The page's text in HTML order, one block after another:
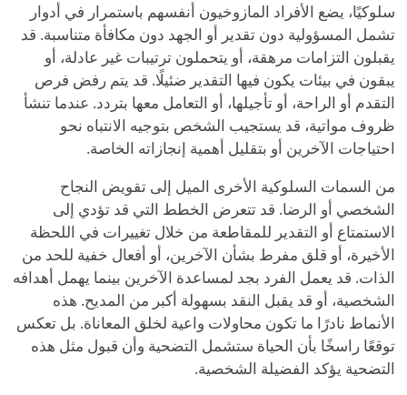
سلوكيًا، يضع الأفراد المازوخيون أنفسهم باستمرار في أدوار
تشمل المسؤولية دون تقدير أو الجهد دون مكافأة متناسبة. قد
يقبلون التزامات مرهقة، أو يتحملون ترتيبات غير عادلة، أو
يبقون في بيئات يكون فيها التقدير ضئيلًا. قد يتم رفض فرص
التقدم أو الراحة، أو تأجيلها، أو التعامل معها بتردد. عندما تنشأ
ظروف مواتية، قد يستجيب الشخص بتوجيه الانتباه نحو
احتياجات الآخرين أو بتقليل أهمية إنجازاته الخاصة.
من السمات السلوكية الأخرى الميل إلى تقويض النجاح
الشخصي أو الرضا. قد تتعرض الخطط التي قد تؤدي إلى
الاستمتاع أو التقدير للمقاطعة من خلال تغييرات في اللحظة
الأخيرة، أو قلق مفرط بشأن الآخرين، أو أفعال خفية للحد من
الذات. قد يعمل الفرد بجد لمساعدة الآخرين بينما يهمل أهدافه
الشخصية، أو قد يقبل النقد بسهولة أكبر من المديح. هذه
الأنماط نادرًا ما تكون محاولات واعية لخلق المعاناة. بل تعكس
توقعًا راسخًا بأن الحياة ستشمل التضحية وأن قبول مثل هذه
التضحية يؤكد الفضيلة الشخصية.